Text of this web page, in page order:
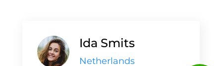
Ida Smits
Netherlands